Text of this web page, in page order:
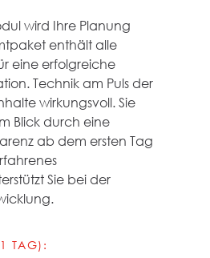
wird Ihre Planung
enthält alle
eine erfolgreiche
Technik am Puls der
wirkungsvoll. Sie
Blick durch eine
ab dem ersten Tag
Sie bei der
TAG):